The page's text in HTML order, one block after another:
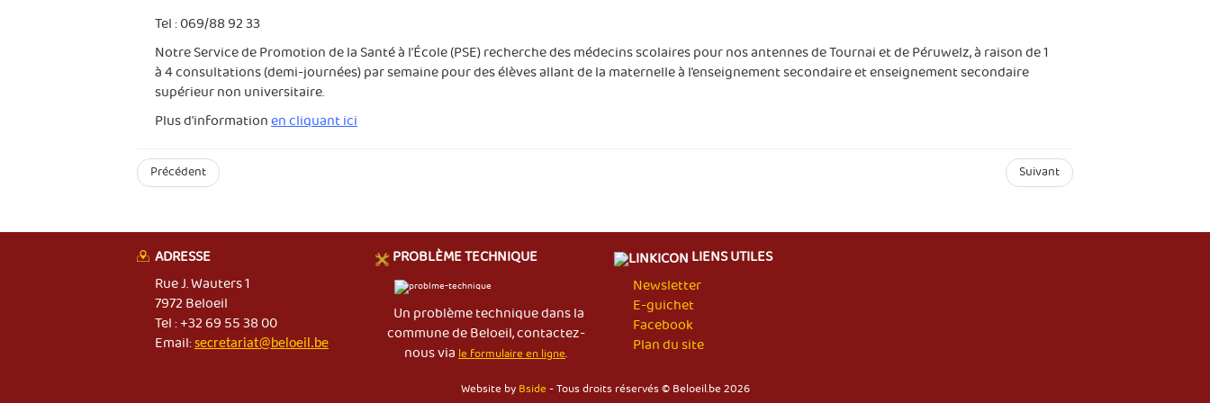
Tel : 069/88 92 33
Notre Service de Promotion de la Santé à l’École (PSE) recherche des médecins scolaires pour nos antennes de Tournai et de Péruwelz, à raison de 1
à 4 consultations (demi-journées) par semaine pour des élèves allant de la maternelle à l’enseignement secondaire et enseignement secondaire
supérieur non universitaire.
Plus d'informationen cliquant ici
Précédent Suivant
ADRESSE
Rue J. Wauters 1
7972 Beloeil
Tel : +32 69 55 38 00
Email:secretariat@beloeil.be
PROBLÈME TECHNIQUE
Un problème technique dans la
commune de Beloeil, contactez-
nous viale formulaire en ligne.
LIENS UTILES
Newsletter
E-guichet
Facebook
Plan du site
Website by Bside- Tous droits réservés © Beloeil.be 2026